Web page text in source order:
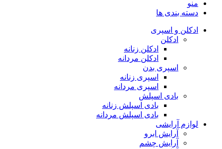
منو
دسته بندی ها
ادکلن و اسپری
ادکلن
ادکلن زنانه
ادکلن مردانه
اسپری بدن
اسپری زنانه
اسپری مردانه
بادی اسپلش
بادی اسپلش زنانه
بادی اسپلش مردانه
لوازم آرایشی
آرایش ابرو
آرایش چشم